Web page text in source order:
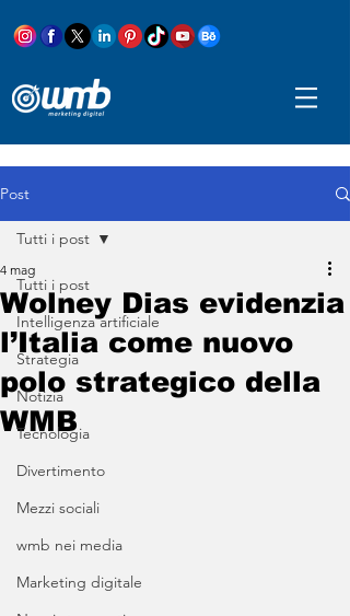
Post
Tutti i post
Intelligenza artificiale
Strategia
Notizia
Tecnologia
Divertimento
Mezzi sociali
wmb nei media
Marketing digitale
Tutti i post
Wolney Dias evidenzia
l’Italia come nuovo
polo strategico della
WMB
4 mag